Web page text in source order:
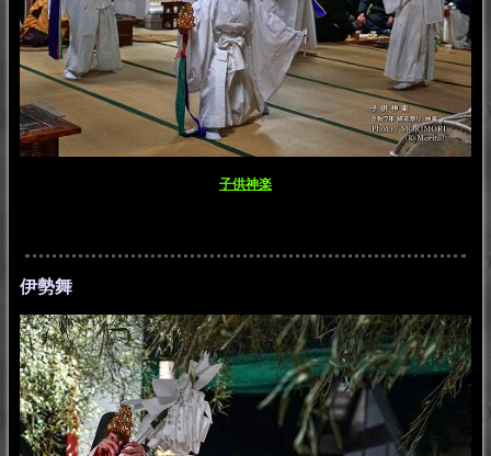
子供神楽
伊勢舞